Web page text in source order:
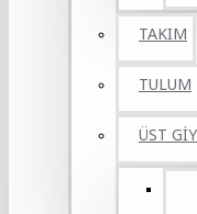
TAKIM
TULUM
ÜST